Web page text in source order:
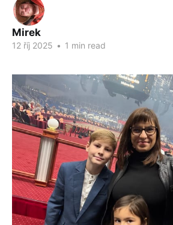
Mirek
12 říj 2025 • 1 min read